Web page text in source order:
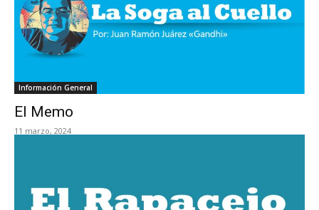
Información General
El Memo
11 marzo, 2024